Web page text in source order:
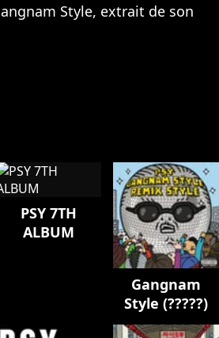
Style, extrait de son
PSY 7TH
ALBUM
Gangnam
Style (?????)